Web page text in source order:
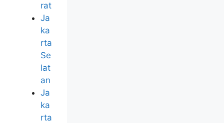
rat
Ja
ka
rta
Se
lat
an
Ja
ka
rta